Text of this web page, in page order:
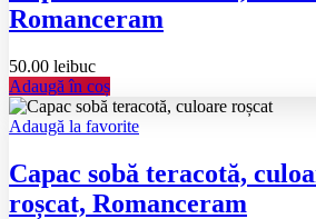
Romanceram
50.00 leibuc
Adaugă în coș
Adaugă la favorite
Capac sobă teracotă,
roșcat, Romanceram